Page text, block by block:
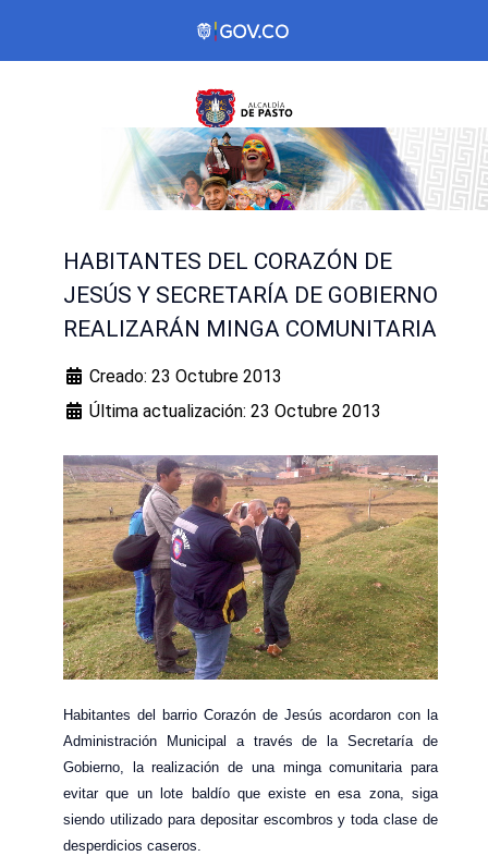
HABITANTES DEL CORAZÓN DE
JESÚS Y SECRETARÍA DE GOBIERNO
REALIZARÁN MINGA COMUNITARIA
Creado: 23 Octubre 2013
Última actualización: 23 Octubre 2013
Habitantes del barrio Corazón de Jesús acordaron con la
Administración Municipal a través de la Secretaría de
Gobierno, la realización de una minga comunitaria para
evitar que un lote baldío que existe en esa zona, siga
siendo utilizado para depositar escombros y toda clase de
desperdicios caseros.